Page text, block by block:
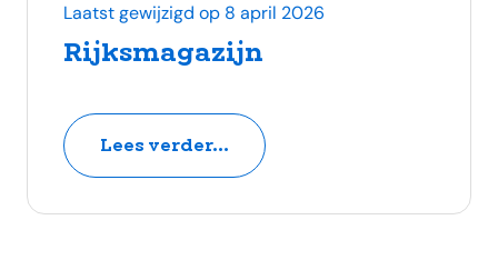
Rijksmagazijn
Laatst gewijzigd op 8 april 2026
Lees verder...